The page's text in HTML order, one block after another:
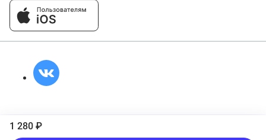
1 280 ₽